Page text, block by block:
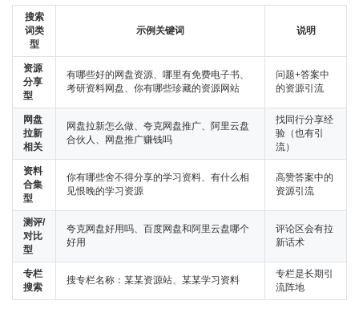
搜索
词类
型
示例关键词 说明
资源
分享
型
有哪些好的网盘资源、哪里有免费电子书、
考研资料网盘、你有哪些珍藏的资源网站
问题+答案中
的资源引流
网盘
拉新
相关
网盘拉新怎么做、夸克网盘推广、阿里云盘
合伙人、网盘推广赚钱吗
找同行分享经
验（也有引
流）
资料
合集
型
你有哪些舍不得分享的学习资料、有什么相
见恨晚的学习资源
高赞答案中的
资源引流
测评/
对比
型
夸克网盘好用吗、百度网盘和阿里云盘哪个
好用
评论区会有拉
新话术
专栏
搜索
搜专栏名称：某某资源站、某某学习资料
专栏是长期引
流阵地